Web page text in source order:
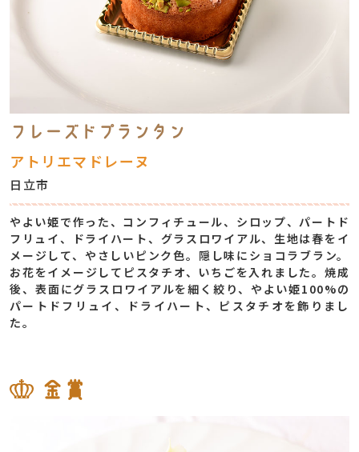
フレーズドプランタン
アトリエマドレーヌ
日立市
やよい姫で作った、コンフィチュール、シロップ、パートド
フリュイ、ドライハート、グラスロワイアル、生地は春をイ
メージして、やさしいピンク色。隠し味にショコラブラン。
お花をイメージしてピスタチオ、いちごを入れました。焼成
後、表面にグラスロワイアルを細く絞り、やよい姫100%の
パートドフリュイ、ドライハート、ピスタチオを飾りまし
た。
金賞